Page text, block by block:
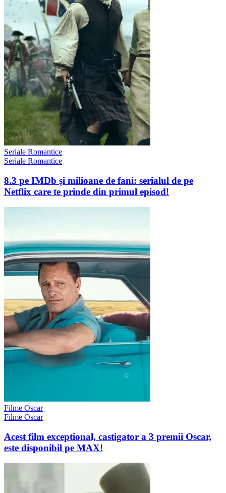
Seriale Romantice
Seriale Romantice
8.3 pe IMDb și milioane de fani: serialul de pe
Netflix care te prinde din primul episod!
Filme Oscar
Filme Oscar
Acest film exceptional, castigator a 3 premii Oscar,
este disponibil pe MAX!